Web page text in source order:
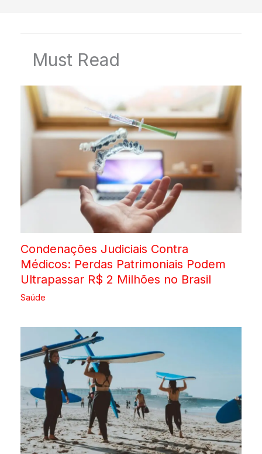
Must Read
Condenações Judiciais Contra
Médicos: Perdas Patrimoniais Podem
Ultrapassar R$ 2 Milhões no Brasil
Saúde